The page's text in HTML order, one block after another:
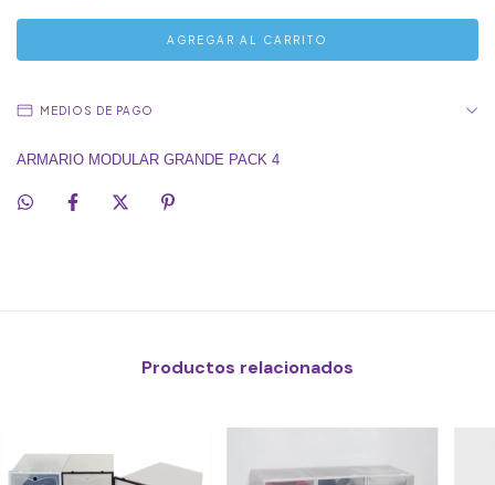
MEDIOS DE PAGO
ARMARIO MODULAR GRANDE PACK 4
Productos relacionados